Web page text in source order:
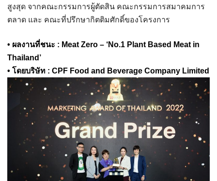
สูงสุด จากคณะกรรมการผู้ตัดสิน คณะกรรมการสมาคมการ
ตลาด และ คณะที่ปรึกษากิตติมศักดิ์ของโครงการ
• ผลงานที่ชนะ : Meat Zero – ‘No.1 Plant Based Meat in
Thailand’
• โดยบริษัท : CPF Food and Beverage Company Limited